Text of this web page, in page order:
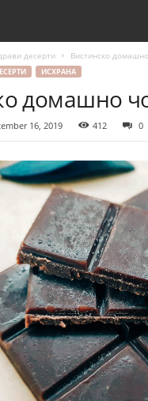
десерти Вистинско
ИСХРАНА
домашно
16, 2019 412 0